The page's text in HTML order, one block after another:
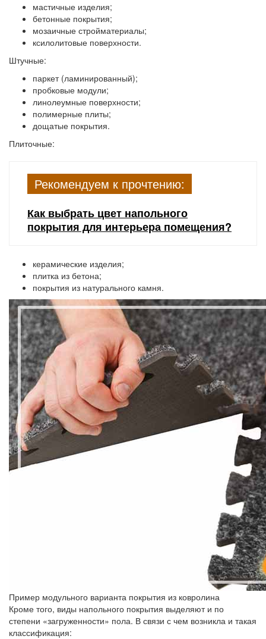
мастичные изделия;
бетонные покрытия;
мозаичные стройматериалы;
ксилолитовые поверхности.
Штучные:
паркет (ламинированный);
пробковые модули;
линолеумные поверхности;
полимерные плиты;
дощатые покрытия.
Плиточные:
Рекомендуем к прочтению:
Как выбрать цвет напольного
покрытия для интерьера помещения?
керамические изделия;
плитка из бетона;
покрытия из натурального камня.
Пример модульного варианта покрытия из ковролина
Кроме того, виды напольного покрытия выделяют и по
степени «загруженности» пола. В связи с чем возникла и такая
классификация: